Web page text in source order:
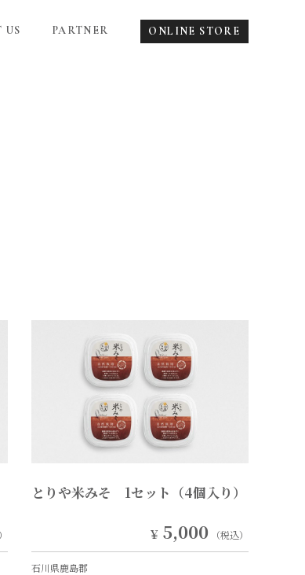
US PARTNER ONLINE STORE
とりや米みそ 1セット（4個入り）
￥ 5,000 （税込）
石川県鹿島郡